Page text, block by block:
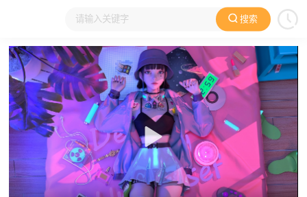
搜索
大家在看 日本动漫 国产动漫 欧美动漫 动漫电影